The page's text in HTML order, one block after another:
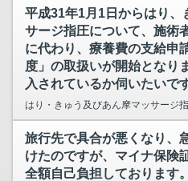
平成31年1月1日からはり、
サージ指圧について、施術
に代わり、療養費の支給申
度」の取扱いが開始となり
入されているか伺いたいで
旅行先で具合が悪くなり、
けたのですが、マイナ保険
全額自己負担しております